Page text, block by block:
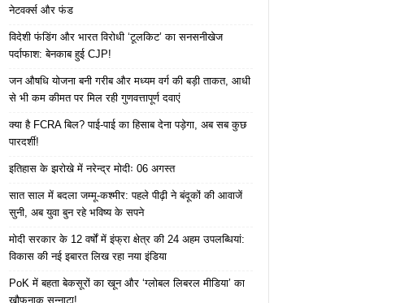
नेटवर्क्स और फंड
विदेशी फंडिंग और भारत विरोधी ‘टूलकिट’ का सनसनीखेज
पर्दाफाश: बेनकाब हुई CJP!
जन औषधि योजना बनी गरीब और मध्यम वर्ग की बड़ी ताकत, आधी
से भी कम कीमत पर मिल रही गुणवत्तापूर्ण दवाएं
क्या है FCRA बिल? पाई-पाई का हिसाब देना पड़ेगा, अब सब कुछ
पारदर्शी!
इतिहास के झरोखे में नरेन्द्र मोदीः 06 अगस्त
सात साल में बदला जम्मू-कश्मीर: पहले पीढ़ी ने बंदूकों की आवाजें
सुनी, अब युवा बुन रहे भविष्य के सपने
मोदी सरकार के 12 वर्षों में इंफ्रा क्षेत्र की 24 अहम उपलब्धियां:
विकास की नई इबारत लिख रहा नया इंडिया
PoK में बहता बेकसूरों का खून और ‘ग्लोबल लिबरल मीडिया’ का
खौफनाक सन्नाटा!